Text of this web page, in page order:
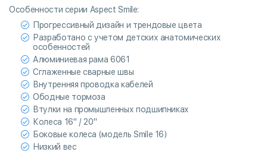
Особенности серии Aspect Smile:
Прогрессивный дизайн и трендовые цвета
Разработано с учетом детских анатомических
особенностей
Алюминиевая рама 6061
Сглаженные сварные швы
Внутренняя проводка кабелей
Ободные тормоза
Втулки на промышленных подшипниках
Колеса 16" / 20"
Боковые колеса (модель Smile 16)
Низкий вес